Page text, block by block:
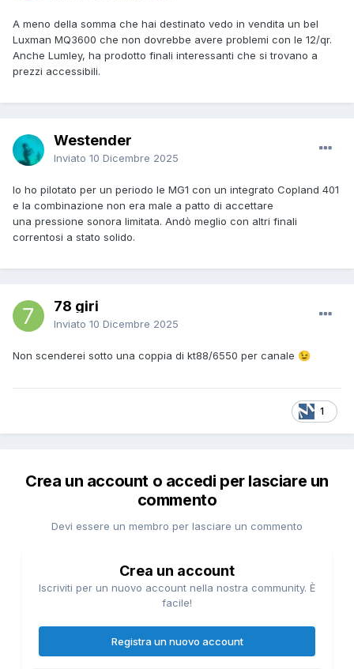
A meno della somma che hai destinato vedo in vendita un bel
Luxman MQ3600 che non dovrebbe avere problemi con le 12/qr.
Anche Lumley, ha prodotto finali interessanti che si trovano a
prezzi accessibili.
Westender
Inviato 10 Dicembre 2025
Io ho pilotato per un periodo le MG1 con un integrato Copland 401
e la combinazione non era male a patto di accettare
una pressione sonora limitata. Andò meglio con altri finali
correntosi a stato solido.
78 giri
Inviato 10 Dicembre 2025
Non scenderei sotto una coppia di kt88/6550 per canale 😉
1
Crea un account o accedi per lasciare un
commento
Devi essere un membro per lasciare un commento
Crea un account
Iscriviti per un nuovo account nella nostra community. È
facile!
Registra un nuovo account